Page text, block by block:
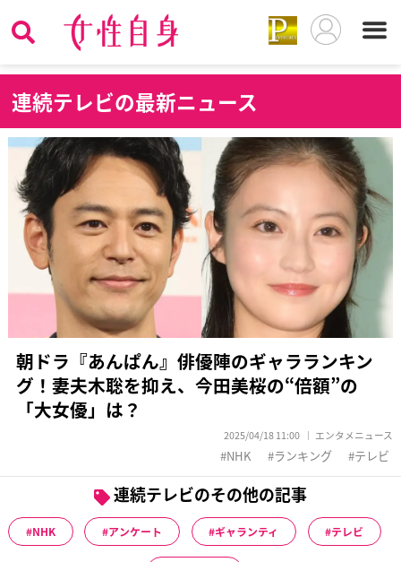
連続テレビの最新ニュース
朝ドラ『あんぱん』俳優陣のギャラランキン
グ！妻夫木聡を抑え、今田美桜の“倍額”の
「大女優」は？
2025/04/18 11:00 エンタメニュース
NHK ランキング テレビ
連続テレビのその他の記事
NHK アンケート ギャランティ テレビ